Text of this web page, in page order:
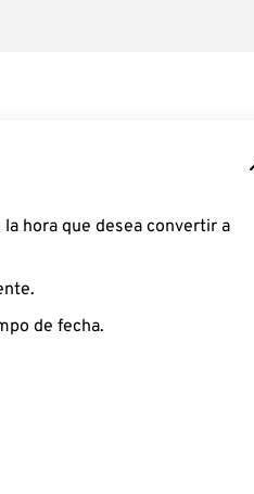
hora que desea convertir a
de fecha.